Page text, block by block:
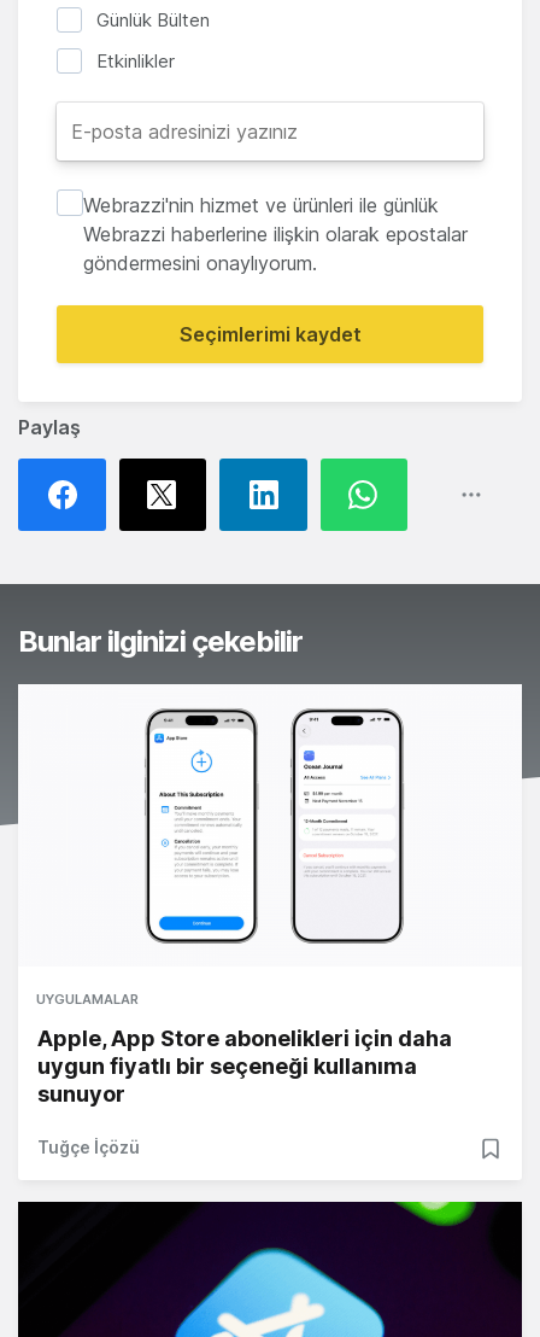
Paylaş
Günlük Bülten
Etkinlikler
Webrazzi'nin hizmet ve ürünleri ile günlük
Webrazzi haberlerine ilişkin olarak epostalar
göndermesini onaylıyorum.
Seçimlerimi kaydet
Bunlar ilginizi çekebilir
UYGULAMALAR
Apple, App Store abonelikleri için daha
uygun fiyatlı bir seçeneği kullanıma
sunuyor
Tuğçe İçözü